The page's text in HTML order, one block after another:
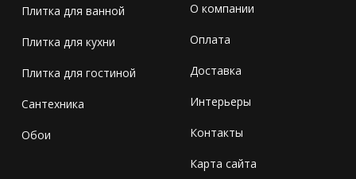
Плитка для ванной
Плитка для кухни
Плитка для гостиной
Сантехника
Обои
О компании
Оплата
Доставка
Интерьеры
Контакты
Карта сайта